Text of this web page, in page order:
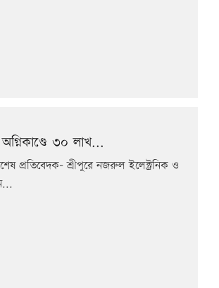
৩০ লাখ...
প্রতিবেদক- শ্রীপুরে নজরুল ইলেক্ট্রনিক ও